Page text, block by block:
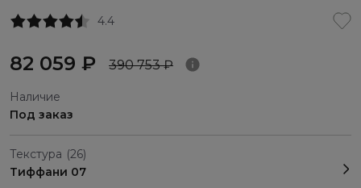
4.4
82 059 ₽ 390 753 ₽
Наличие
Под заказ
Текстура (26)
Тиффани 07